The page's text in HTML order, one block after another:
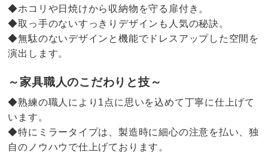
◆ホコリや日焼けから収納物を守る扉付き。
◆取っ手のないすっきりデザインも人気の秘訣。
◆無駄のないデザインと機能でドレスアップした空間を
演出します。
～家具職人のこだわりと技～
◆熟練の職人により1点に思いを込めて丁寧に仕上げて
います。
◆特にミラータイプは、製造時に細心の注意を払い、独
自のノウハウで仕上げております。